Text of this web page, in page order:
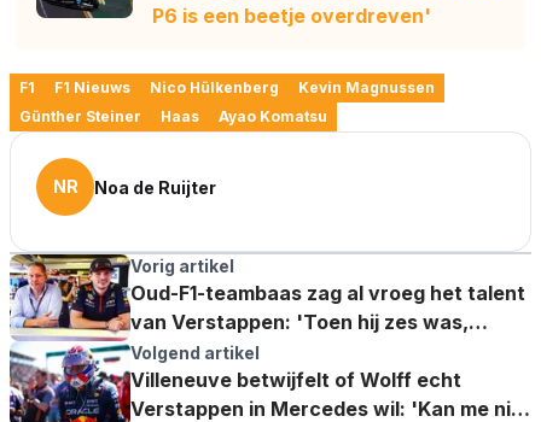
P6 is een beetje overdreven'
F1 F1 Nieuws Nico Hülkenberg
Kevin Magnussen
Günther Steiner
Haas Ayao Komatsu
NR Noa de Ruijter
Vorig artikel
Oud-F1-teambaas zag al vroeg het talent
van Verstappen: 'Toen hij zes was,
versloeg hij al zijn vader'
Volgend artikel
Villeneuve betwijfelt of Wolff echt
Verstappen in Mercedes wil: 'Kan me niet